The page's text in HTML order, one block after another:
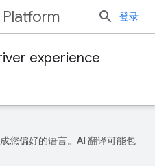
登录
experience
您偏好的语言。AI 翻译可能包